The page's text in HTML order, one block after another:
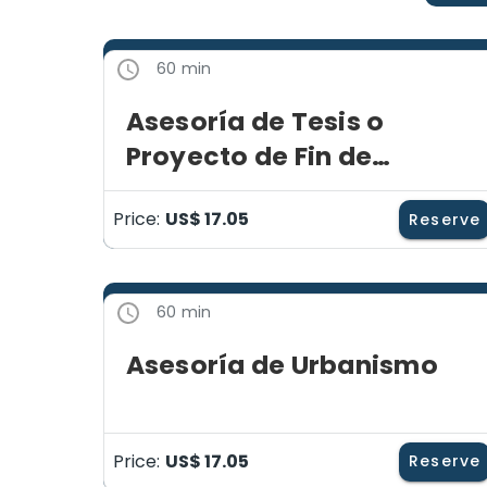
60 min
Asesoría de Tesis o
Proyecto de Fin de
Carrera
Price: US$ 17.05 Reserve
60 min
Asesoría de Urbanismo
Price: US$ 17.05 Reserve